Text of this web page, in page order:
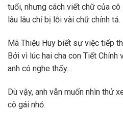
tuổi, nhưng cách viết chữ của
lâu lâu chỉ bị lỗi vài chữ chính tả.
Mã Thiệu Huy biết sự việc tiếp
Bởi vì lúc hai cha con Tiết Chính
anh có nghe thấy…
Dù vậy, anh vẫn muốn nhìn thử
cô gái nhỏ.